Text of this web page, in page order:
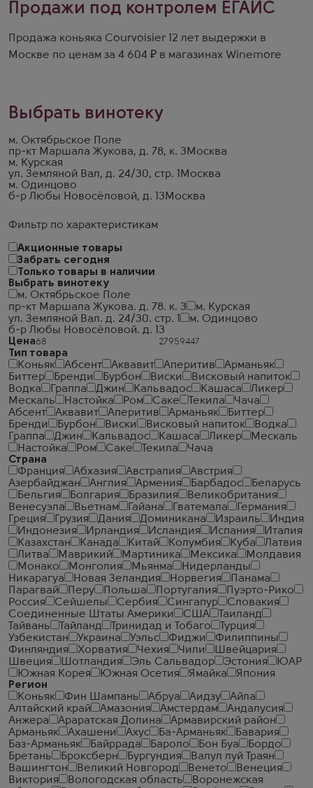
Фильтр по характеристикам
Акционные товары
Забрать сегодня
Только товары в наличии
Выбрать винотеку
м. Октябрьское Поле
пр-кт Маршала Жукова. д. 78. к. 3
м. Курская
ул. Земляной Вал. д. 24/30. стр. 1
м. Одинцово
б-р Любы Новосёловой. д. 13
Цена
Тип товара
Коньяк
Абсент Аквавит Аперитив
Арманьяк
Биттер
Бренди Бурбон Виски
Висковый напиток
Водка
Граппа Джин Кальвадос Кашаса
Ликер
Мескаль
Настойка Ром Саке Текила
Чача
Абсент
Аквавит Аперитив Арманьяк
Биттер
Бренди
Бурбон Виски Висковый напиток
Водка
Граппа
Джин Кальвадос Кашаса Ликер
Мескаль
Настойка
Ром Саке Текила
Чача
Страна
Франция
Абхазия Австралия
Австрия
Азербайджан
Англия Армения Барбадос
Беларусь
Бельгия
Болгария Бразилия
Великобритания
Венесуэла
Вьетнам Гайана Гватемала
Германия
Греция
Грузия Дания Доминикана Израиль
Индия
Индонезия
Ирландия Исландия Испания
Италия
Казахстан
Канада Китай Колумбия Куба
Латвия
Литва
Маврикий Мартиника Мексика
Молдавия
Монако
Монголия Мьянма
Нидерланды
Никарагуа
Новая Зеландия Норвегия
Панама
Парагвай
Перу Польша Португалия
Пуэрто-Рико
Россия
Сейшелы Сербия Сингапур
Словакия
Соединенные Штаты Америки
США
Таиланд
Тайвань
Тайланд Тринидад и Тобаго
Турция
Узбекистан
Украина Уэльс Фиджи
Филиппины
Финляндия
Хорватия Чехия Чили
Швейцария
Швеция
Шотландия Эль Сальвадор Эстония
ЮАР
Южная Корея
Южная Осетия Ямайка
Япония
Регион
Коньяк
Фин Шампань Абруа Аидзу
Айла
Алтайский край
Амазония Амстердам
Андалусия
Анжера
Араратская Долина
Армавирский район
Арманьяк
Ахашени Ахус Ба-Арманьяк
Бавария
Баз-Арманьяк
Байррада Бароло Бон Буа
Бордо
Бретань
Броксберн Бургундия
Валул луй Траян
Вашингтон
Великий Новгород Венето
Венеция
Виктория
Вологодская область
Воронежская
Продажи под контролем ЕГАИС
Продажа коньяка Courvoisier 12 лет выдержки в
Москве по ценам за 4 604 ₽ в магазинах Winemore
Выбрать винотеку
м. Октябрьское Поле
пр-кт Маршала Жукова, д. 78, к. 3 Москва
м. Курская
ул. Земляной Вал, д. 24/30, стр. 1
Москва
м. Одинцово
б-р Любы Новосёловой, д. 13 Москва